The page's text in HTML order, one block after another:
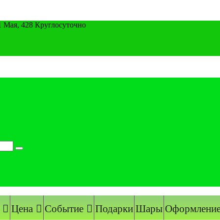
428 Круглосуточно
Цена Событие Подарки Шары Оформление